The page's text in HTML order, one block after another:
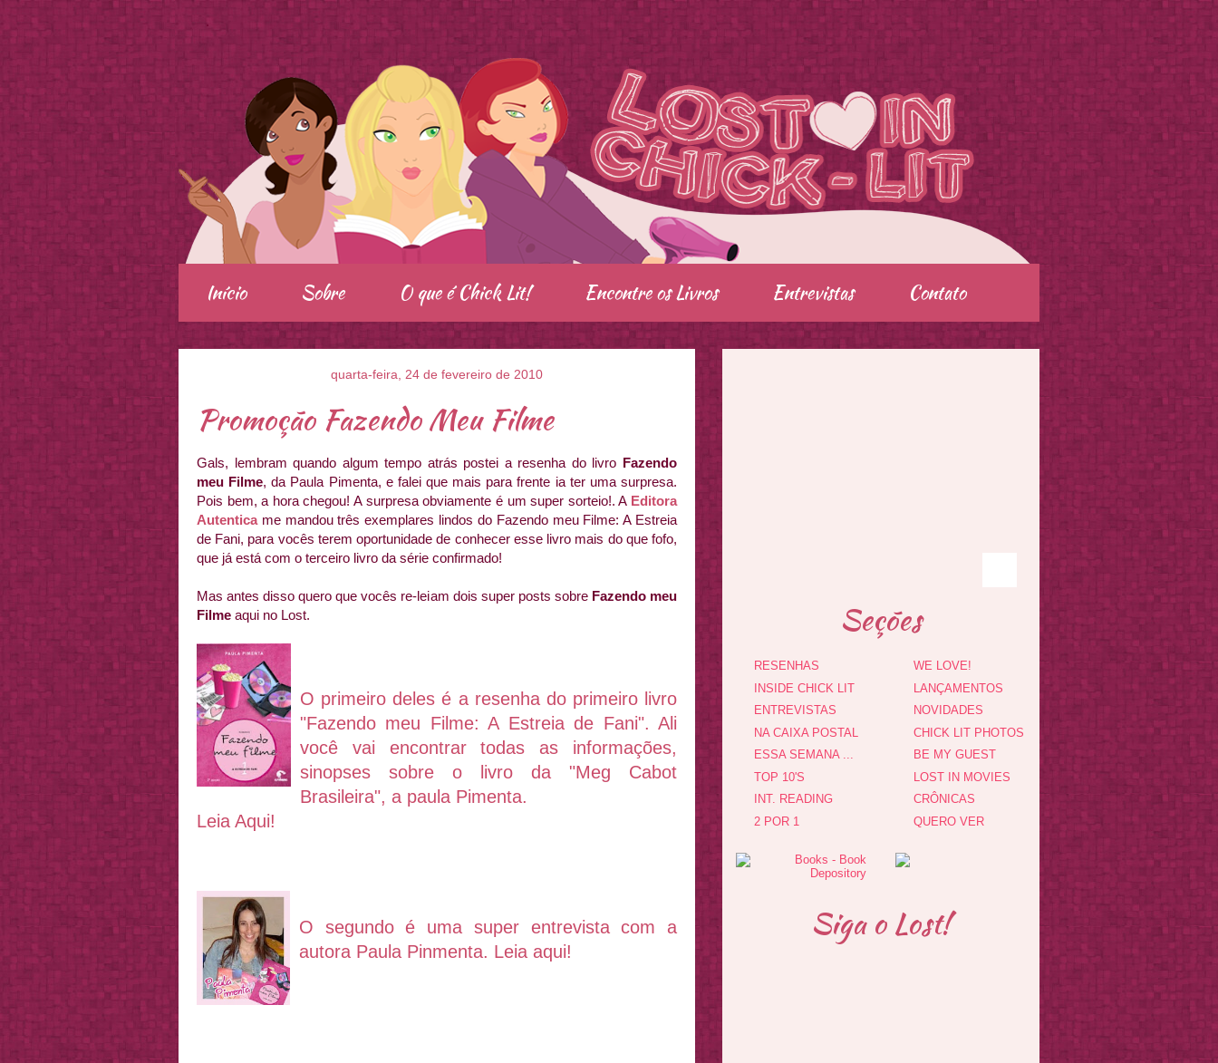
.
Início Sobre O que é Chick Lit! Encontre os Livros Entrevistas Contato
quarta-feira, 24 de fevereiro de 2010
Promoção Fazendo Meu Filme
Gals, lembram quando algum tempo atrás postei a resenha do livro Fazendo
meu Filme, da Paula Pimenta, e falei que mais para frente ia ter uma surpresa.
Pois bem, a hora chegou! A surpresa obviamente é um super sorteio!. A Editora
Autenticame mandou três exemplares lindos do Fazendo meu Filme: A Estreia
de Fani, para vocês terem oportunidade de conhecer esse livro mais do que fofo,
que já está com o terceiro livro da série confirmado!
Mas antes disso quero que vocês re-leiam dois super posts sobre Fazendo meu
Filme aqui no Lost.
O primeiro deles é a resenha do primeiro livro
"Fazendo meu Filme: A Estreiade Fani". Ali
você vai encontrar todas as informações,
sinopses sobre o livro da "Meg Cabot
Brasileira", a paula Pimenta.
Leia Aqui!
O segundo é uma super entrevista com a
autora Paula Pinmenta. Leia aqui!
Seções
RESENHAS
INSIDE CHICK LIT
ENTREVISTAS
NA CAIXA POSTAL
ESSA SEMANA ...
TOP 10'S
INT. READING
2 POR 1
WE LOVE!
LANÇAMENTOS
NOVIDADES
CHICK LIT PHOTOS
BE MY GUEST
LOST IN MOVIES
CRÔNICAS
QUERO VER
Siga o Lost!